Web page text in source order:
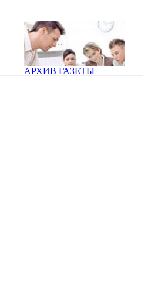
АРХИВ ГАЗЕТЫ